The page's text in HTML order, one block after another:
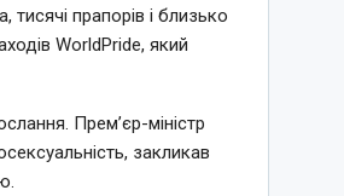
прапорів і близько
WorldPride, який
Прем’єр-міністр
закликав